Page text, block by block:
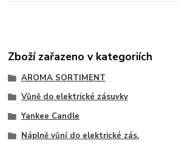
Zboží zařazeno v kategoriích
AROMA SORTIMENT
Vůně do elektrické zásuvky
Yankee Candle
Náplně vůní do elektrické zás.